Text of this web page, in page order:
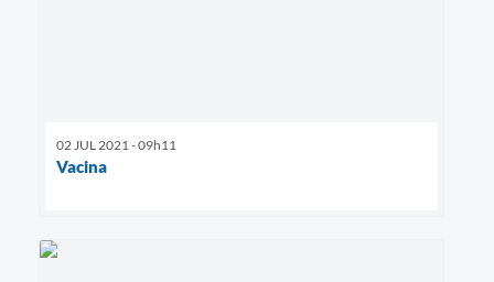
02 JUL 2021 - 09h11
Vacina